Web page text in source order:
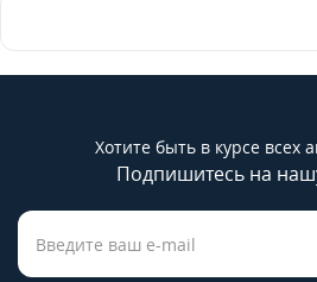
Хотите быть в курсе всех
Подпишитесь на